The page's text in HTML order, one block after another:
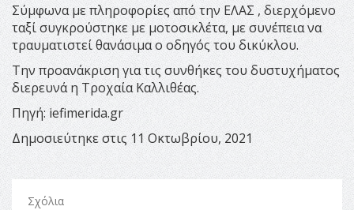
Σύμφωνα με πληροφορίες από την ΕΛΑΣ , διερχόμενο
ταξί συγκρούστηκε με μοτοσικλέτα, με συνέπεια να
τραυματιστεί θανάσιμα ο οδηγός του δικύκλου.
Την προανάκριση για τις συνθήκες του δυστυχήματος
διερευνά η Τροχαία Καλλιθέας.
Πηγή: iefimerida.gr
Δημοσιεύτηκε στις 11 Οκτωβρίου, 2021
Σχόλια